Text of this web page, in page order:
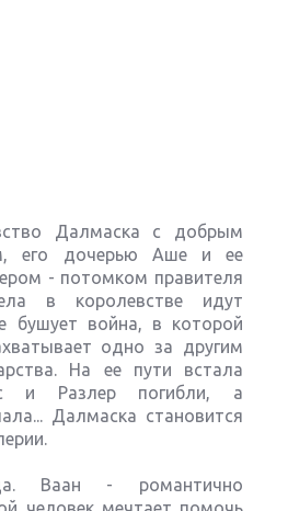
Далмаска с добрым
его дочерью Аше и ее
- потомком правителя
в королевстве идут
бушует война, в которой
одно за другим
На ее пути встала
и Разлер погибли, а
Далмаска становится
Ваан - романтично